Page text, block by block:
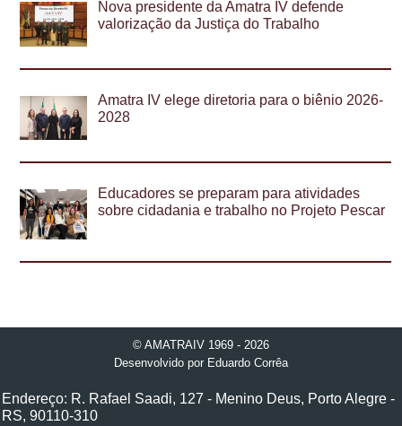
Nova presidente da Amatra IV defende
valorização da Justiça do Trabalho
Amatra IV elege diretoria para o biênio 2026-
2028
Educadores se preparam para atividades
sobre cidadania e trabalho no Projeto Pescar
© AMATRAIV 1969 - 2026
Desenvolvido por Eduardo Corrêa
Endereço: R. Rafael Saadi, 127 - Menino Deus, Porto Alegre -
RS, 90110-310